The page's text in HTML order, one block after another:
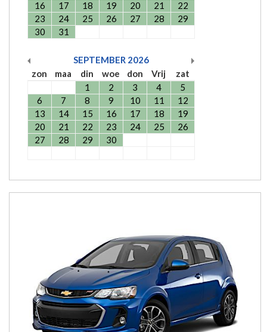
16
17 18 19 20 21
22
23
24 25 26 27 28
29
30
31
SEPTEMBER 2026
zon
maa din woe don Vrij
zat
1
2 3 4
5
6
7 8 9 10 11
12
13
14 15 16 17 18
19
20
21 22 23 24 25
26
27
28 29 30